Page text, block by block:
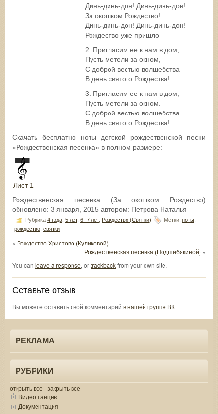
Динь-динь-дон! Динь-динь-дон!
За окошком Рождество!
Динь-динь-дон! Динь-динь-дон!
Рождество уже пришло
2. Пригласим ее к нам в дом,
Пусть метели за окном,
С доброй вестью волшебства
В день святого Рождества!
3. Пригласим ее к нам в дом,
Пусть метели за окном.
С доброй вестью волшебства
В день святого Рождества!
Скачать бесплатно ноты детской рождественской песни
«Рождественская песенка» в полном размере:
Лист 1
Рождественская песенка (За окошком Рождество)
обновлено: 3 января, 2015 автором: Петрова Наталья
Рубрика 4 года 5 лет, 6 -7 лет, Рождество (Святки) Метки: ноты
рождество святки
« Рождество Христово (Куликовой)
Рождественская песенка (Подшибякиной) »
You can leave a response, ortrackbackfrom your own site.
Оставьте отзыв
Вы можете оставить свой комментарий в нашей группе ВК
РЕКЛАМА
РУБРИКИ
открыть все | закрыть все
Видео танцев
Документация